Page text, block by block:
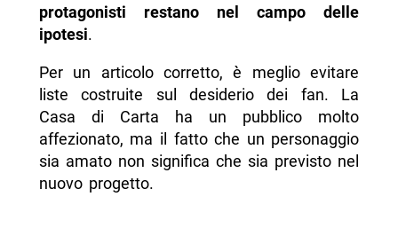
protagonisti restano nel campo delle
ipotesi.
Per un articolo corretto, è meglio evitare
liste costruite sul desiderio dei fan. La
Casa di Carta ha un pubblico molto
affezionato, ma il fatto che un personaggio
sia amato non significa che sia previsto nel
nuovo progetto.